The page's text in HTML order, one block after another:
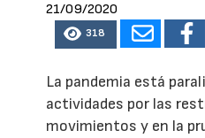
21/09/2020
318
La pandemia está
actividades por las
movimientos y en la